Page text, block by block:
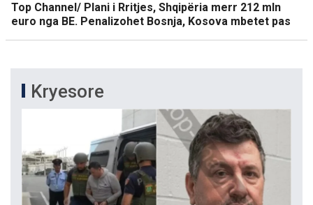
Top Channel/ Plani i Rritjes, Shqipëria merr 212 mln
euro nga BE. Penalizohet Bosnja, Kosova mbetet pas
Kryesore